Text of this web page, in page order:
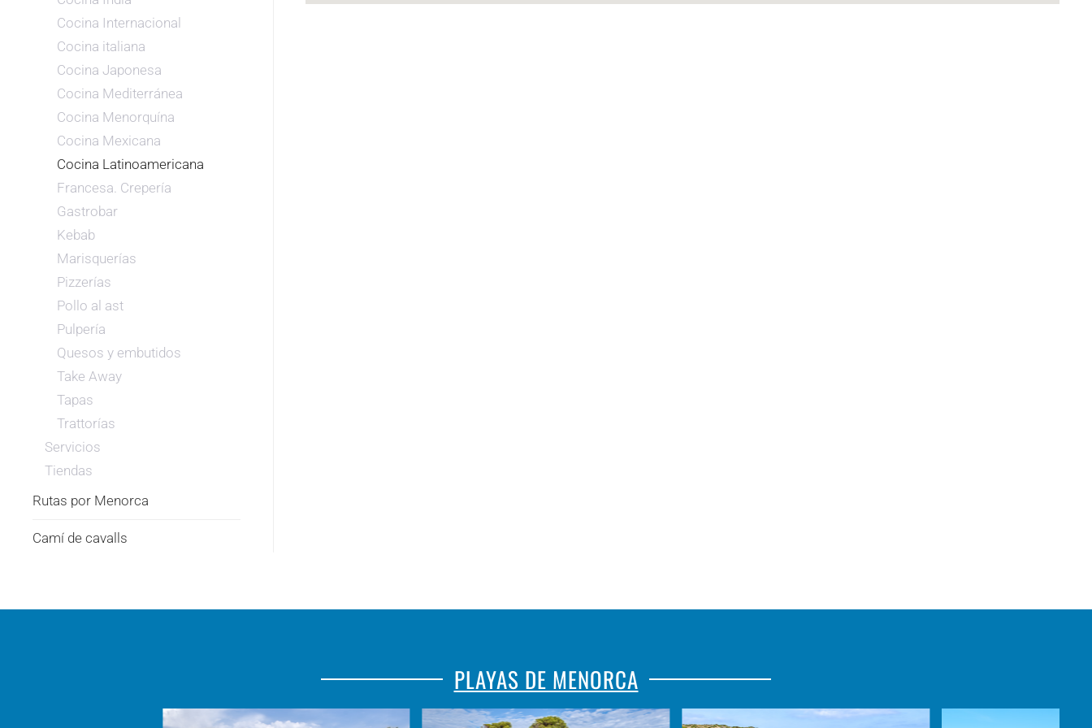
Cocina Internacional
Cocina italiana
Cocina Japonesa
Cocina Mediterránea
Cocina Menorquína
Cocina Mexicana
Cocina Latinoamericana
Francesa. Crepería
Gastrobar
Kebab
Marisquerías
Pizzerías
Pollo al ast
Pulpería
Quesos y embutidos
Take Away
Tapas
Trattorías
Servicios
Tiendas
Rutas por Menorca
Camí de cavalls
PLAYAS DE MENORCA